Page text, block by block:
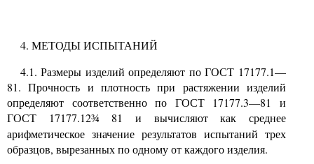
4. МЕТОДЫ ИСПЫТАНИЙ
4.1. Размеры изделий определяют по ГОСТ 17177.1—
81. Прочность и плотность при растяжении изделий
определяют соответственно по ГОСТ17177.3—81
и
ГОСТ 17177.12¾
81 и вычисляют как среднее
арифметическое значение результатов испытаний трех
образцов, вырезанных по одному от каждого изделия.